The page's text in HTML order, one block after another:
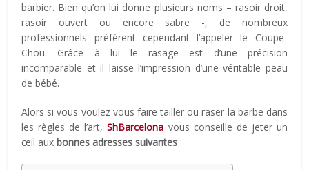
barbier. Bien qu’on lui donne plusieurs noms – rasoir droit,
rasoir ouvert ou encore sabre -, de nombreux
professionnels préfèrent cependant l’appeler le Coupe-
Chou. Grâce à lui le rasage est d’une précision
incomparable et il laisse l’impression d’une véritable peau
de bébé.
Alors si vous voulez vous faire tailler ou raser la barbe dans
les règles de l’art,ShBarcelona vous conseille de jeter un
œil aux bonnes adresses suivantes :